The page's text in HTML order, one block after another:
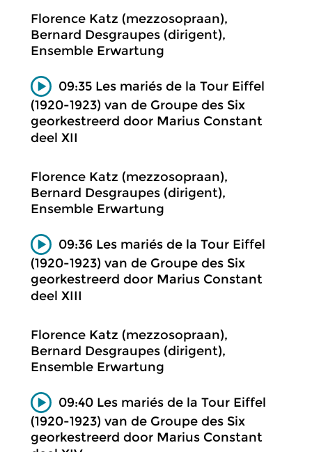
Florence Katz (mezzosopraan),
Bernard Desgraupes (dirigent),
Ensemble Erwartung
09:35 Les mariés de la Tour Eiffel
(1920-1923) van de Groupe des Six
georkestreerd door Marius Constant
deel XII
Florence Katz (mezzosopraan),
Bernard Desgraupes (dirigent),
Ensemble Erwartung
09:36 Les mariés de la Tour Eiffel
(1920-1923) van de Groupe des Six
georkestreerd door Marius Constant
deel XIII
Florence Katz (mezzosopraan),
Bernard Desgraupes (dirigent),
Ensemble Erwartung
09:40 Les mariés de la Tour Eiffel
(1920-1923) van de Groupe des Six
georkestreerd door Marius Constant